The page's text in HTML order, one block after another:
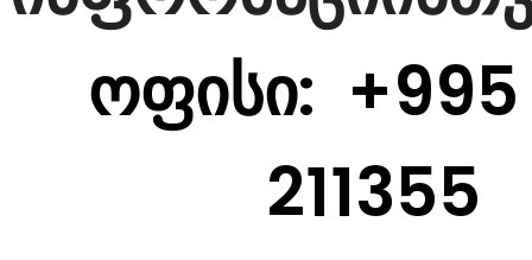
ოფისი: +995
211355